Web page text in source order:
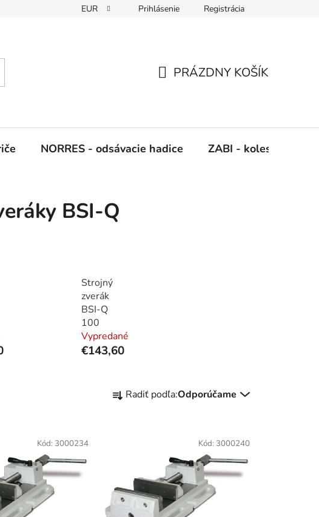
Napíšte nám
EUR Prihlásenie Registrácia
PRÁZDNY KOŠÍK
NORRES - odsávacie hadice ZABI - kolesá,
BSI-Q
Strojný
zverák
BSI-Q
100
Vypredané
€143,60
a
p
Radiť podľa:Odporúčame
Kód: 3000234 Kód: 3000240